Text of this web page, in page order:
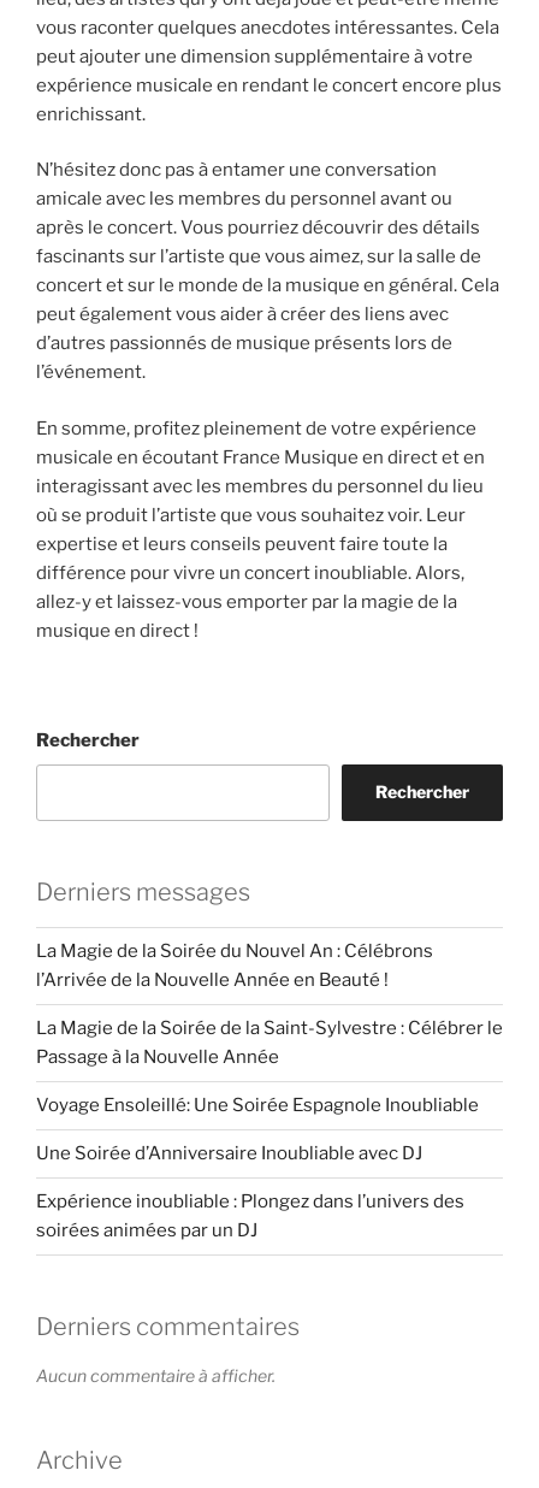
vous raconter quelques anecdotes intéressantes. Cela
peut ajouter une dimension supplémentaire à votre
expérience musicale en rendant le concert encore plus
enrichissant.
N’hésitez donc pas à entamer une conversation
amicale avec les membres du personnel avant ou
après le concert. Vous pourriez découvrir des détails
fascinants sur l’artiste que vous aimez, sur la salle de
concert et sur le monde de la musique en général. Cela
peut également vous aider à créer des liens avec
d’autres passionnés de musique présents lors de
l’événement.
En somme, profitez pleinement de votre expérience
musicale en écoutant France Musique en direct et en
interagissant avec les membres du personnel du lieu
où se produit l’artiste que vous souhaitez voir. Leur
expertise et leurs conseils peuvent faire toute la
différence pour vivre un concert inoubliable. Alors,
allez-y et laissez-vous emporter par la magie de la
musique en direct !
Rechercher
Rechercher
Derniers messages
La Magie de la Soirée du Nouvel An : Célébrons
l’Arrivée de la Nouvelle Année en Beauté !
La Magie de la Soirée de la Saint-Sylvestre : Célébrer le
Passage à la Nouvelle Année
Voyage Ensoleillé: Une Soirée Espagnole Inoubliable
Une Soirée d’Anniversaire Inoubliable avec DJ
Expérience inoubliable : Plongez dans l’univers des
soirées animées par un DJ
Derniers commentaires
Aucun commentaire à afficher.
Archive